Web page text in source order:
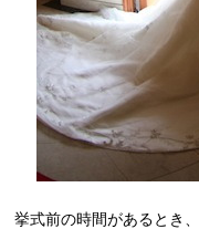
挙式前の時間があるとき、